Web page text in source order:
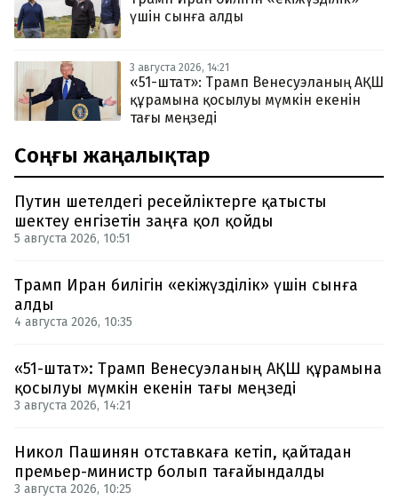
үшін сынға алды
3 августа 2026, 14:21
«51-штат»: Трамп Венесуэланың АҚШ
құрамына қосылуы мүмкін екенін
тағы меңзеді
Соңғы жаңалықтар
Путин шетелдегі ресейліктерге қатысты
шектеу енгізетін заңға қол қойды
5 августа 2026, 10:51
Трамп Иран билігін «екіжүзділік» үшін сынға
алды
4 августа 2026, 10:35
«51-штат»: Трамп Венесуэланың АҚШ құрамына
қосылуы мүмкін екенін тағы меңзеді
3 августа 2026, 14:21
Никол Пашинян отставкаға кетіп, қайтадан
премьер-министр болып тағайындалды
3 августа 2026, 10:25